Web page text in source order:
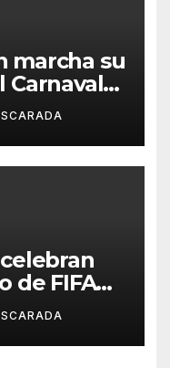
marcha su
Carnaval
de FIFA